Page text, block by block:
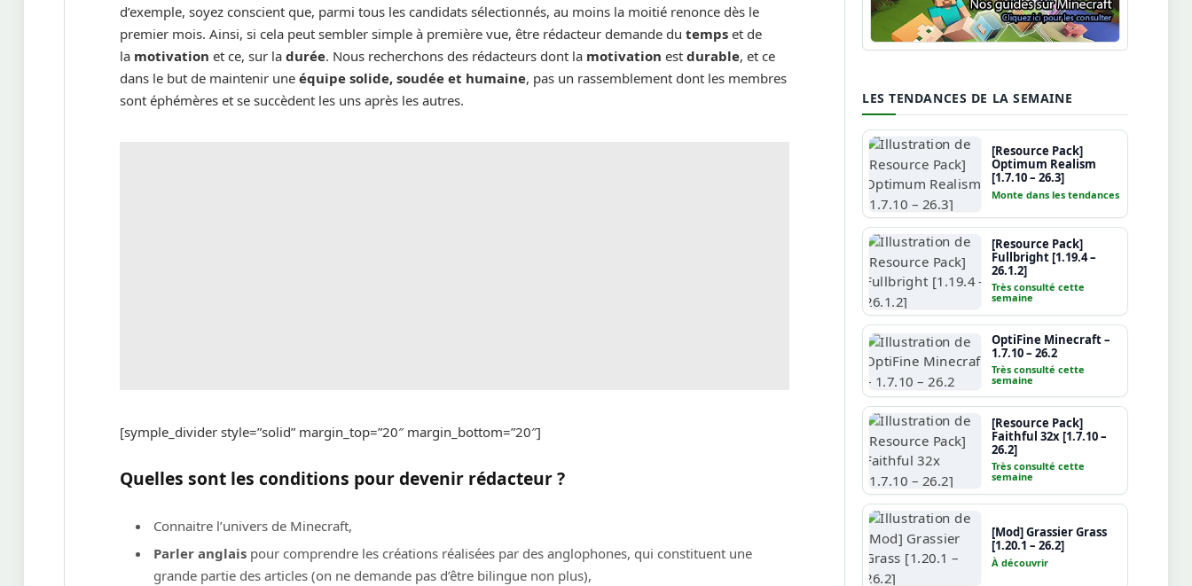
d’exemple, soyez conscient que, parmi tous les candidats sélectionnés, au moins la moitié renonce dès le
premier mois. Ainsi, si cela peut sembler simple à première vue, être rédacteur demande dutemps et de
la motivation et ce, sur la durée. Nous recherchons des rédacteurs dont la motivationest durable, et ce
dans le but de maintenir uneéquipe solide, soudée et humaine, pas un rassemblement dont les membres
sont éphémères et se succèdent les uns après les autres.
[symple_divider style=”solid” margin_top=”20″ margin_bottom=”20″]
Quelles sont les conditions pour devenir rédacteur?
Connaitre l’univers de Minecraft,
Parler anglais pour comprendre les créations réalisées par des anglophones, qui constituent une
grande partie des articles (on ne demande pas d’être bilingue non plus),
Guide Minecraft
LES TENDANCES DE LA SEMAINE
[Resource Pack]
Optimum Realism
[1.7.10 – 26.3]
Monte dans les tendances
[Resource Pack]
Fullbright [1.19.4 –
26.1.2]
Très consulté cette
semaine
OptiFine Minecraft –
1.7.10 – 26.2
Très consulté cette
semaine
[Resource Pack]
Faithful 32x [1.7.10 –
26.2]
Très consulté cette
semaine
[Mod] Grassier Grass
[1.20.1 – 26.2]
À découvrir